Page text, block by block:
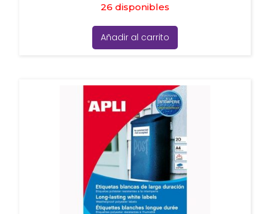
26 disponibles
Añadir al carrito